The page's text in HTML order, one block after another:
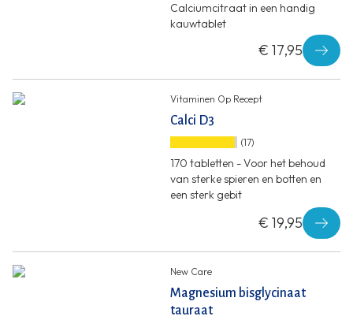
Calciumcitraat in een handig
kauwtablet
€ 17,95
Vitaminen Op Recept
Calci D3
(17)
170 tabletten - Voor het behoud
van sterke spieren en botten en
een sterk gebit
€ 19,95
New Care
Magnesium bisglycinaat
tauraat